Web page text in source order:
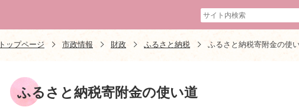
トップページ 市政情報 財政 ふるさと納税 ふるさと納税寄附金の使
ふるさと納税寄附金の使い道